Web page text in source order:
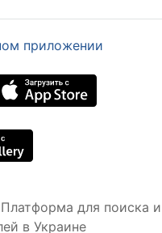
приложении
для поиска и
в Украине